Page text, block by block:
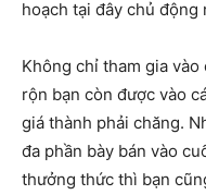
hoạch tại đây chủ động
Không chỉ tham gia
rộn bạn còn được vào
giá thành phải chăng.
đa phần bày bán vào
thưởng thức thì bạn